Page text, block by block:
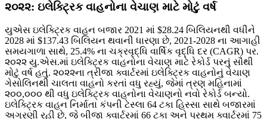
૨૦૨૨: ઇલેક્ટ્રિક વાહનોના વેચાણ માટે મોટું વર્ષ
યુએસ ઇલેક્ટ્રિક વાહન બજાર 2021 માં $28.24 બિલિયનથી વધીને
2028 માં $137.43 બિલિયન થવાની ધારણા છે, 2021-2028 ના આગાહી
સમયગાળા સાથે, 25.4% ના ચક્રવૃદ્ધિ વાર્ષિક વૃદ્ધિ દર (CAGR) પર.
૨૦૨૨ યુ.એસ.માં ઇલેક્ટ્રિક વાહનોના વેચાણ માટે રેકોર્ડ પરનું સૌથી
મોટું વર્ષ હતું. ૨૦૨૨ના ત્રીજા ક્વાર્ટરમાં ઇલેક્ટ્રિક વાહનોનું વેચાણ
ગેસોલિનથી ચાલતા વાહનો કરતાં વધુ રહ્યું, જેમાં ત્રણ મહિનામાં
૨૦૦,૦૦૦ થી વધુ ઇલેક્ટ્રિક વાહનોના વેચાણનો નવો રેકોર્ડ બન્યો.
ઇલેક્ટ્રિક વાહન નિર્માતા કંપની ટેસ્લા 64 ટકા હિસ્સા સાથે બજારમાં
અગ્રણી રહી છે, જે બીજા ક્વાર્ટરમાં 66 ટકા અને પ્રથમ ક્વાર્ટરમાં 75